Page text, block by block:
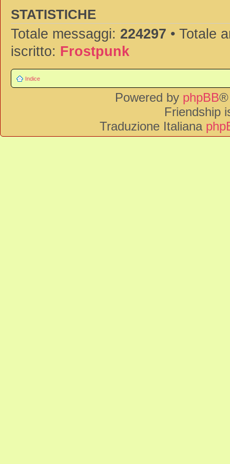
STATISTICHE
Totale messaggi: 224297 • Totale
iscritto: Frostpunk
Indice
Powered by phpBB®
Friendship
Traduzione Italiana